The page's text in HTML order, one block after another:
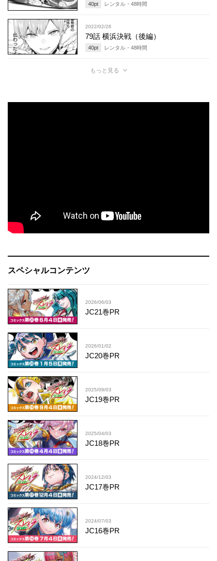
40pt レンタル・ 48時間
2022/02/26
79話 横浜決戦（後編）
40pt レンタル・ 48時間
もっと見る
スペシャルコンテンツ
2026/06/03
JC21巻PR
2026/01/02
JC20巻PR
2025/09/03
JC19巻PR
2025/04/03
JC18巻PR
2024/12/03
JC17巻PR
2024/07/03
JC16巻PR